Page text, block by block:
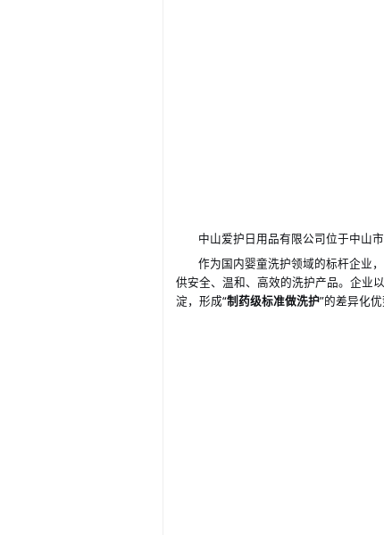
中山爱护日用品有限公司位于中山
作为国内婴童洗护领域的标杆企业
供安全、温和、高效的洗护产品。企业以
淀，形成“制药级标准做洗护”的差异化优